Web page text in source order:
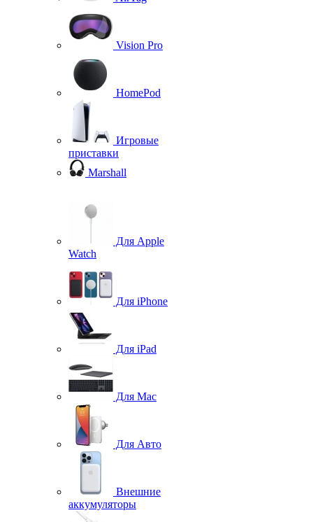
Vision Pro
HomePod
Игровые
приставки
Marshall
Для Apple
Watch
Для iPhone
Для iPad
Для Mac
Для Авто
Внешние
аккумуляторы